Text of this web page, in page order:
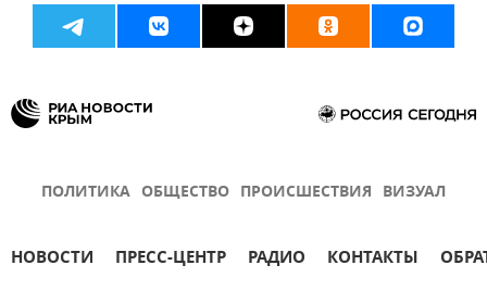
ПОЛИТИКА ОБЩЕСТВО ПРОИСШЕСТВИЯ ВИЗУАЛ
НОВОСТИ ПРЕСС-ЦЕНТР РАДИО КОНТАКТЫ